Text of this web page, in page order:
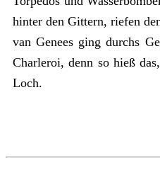
hinter den Gittern, riefen
van Genees ging durchs
Charleroi, denn so hieß
Loch.